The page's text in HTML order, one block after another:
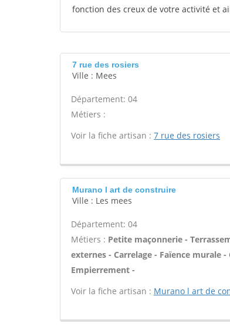
fonction des creux de votre activité et
7 rue des rosiers
Ville : Mees
Département: 04
Métiers :
Voir la fiche artisan : 7 rue des rosiers
Murano l art de construire
Ville : Les mees
Département: 04
Métiers : Petite maçonnerie -
externes - Carrelage - Faïence murale
Empierrement -
Voir la fiche artisan : Murano l art de